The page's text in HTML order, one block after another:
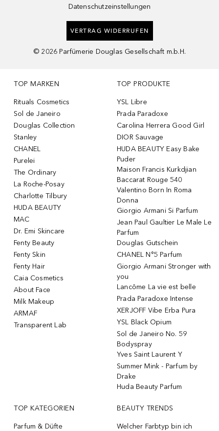
Datenschutzeinstellungen
VERTRAG WIDERRUFEN
© 2026 Parfümerie Douglas Gesellschaft m.b.H.
TOP MARKEN
Rituals Cosmetics
Sol de Janeiro
Douglas Collection
Stanley
CHANEL
Purelei
The Ordinary
La Roche-Posay
Charlotte Tilbury
HUDA BEAUTY
MAC
Dr. Emi Skincare
Fenty Beauty
Fenty Skin
Fenty Hair
Caia Cosmetics
About Face
Milk Makeup
ARMAF
Transparent Lab
TOP PRODUKTE
YSL Libre
Prada Paradoxe
Carolina Herrera Good Girl
DIOR Sauvage
HUDA BEAUTY Easy Bake
Puder
Maison Francis Kurkdjian
Baccarat Rouge 540
Valentino Born In Roma
Donna
Giorgio Armani Si Parfum
Jean Paul Gaultier Le Male Le
Parfum
Douglas Gutschein
CHANEL N°5 Parfum
Giorgio Armani Stronger with
you
Lancôme La vie est belle
Prada Paradoxe Intense
XERJOFF Vibe Erba Pura
YSL Black Opium
Sol de Janeiro No. 59
Bodyspray
Yves Saint Laurent Y
Summer Mink - Parfum by
Drake
Huda Beauty Parfum
TOP KATEGORIEN
Parfum & Düfte
BEAUTY TRENDS
Welcher Farbtyp bin ich